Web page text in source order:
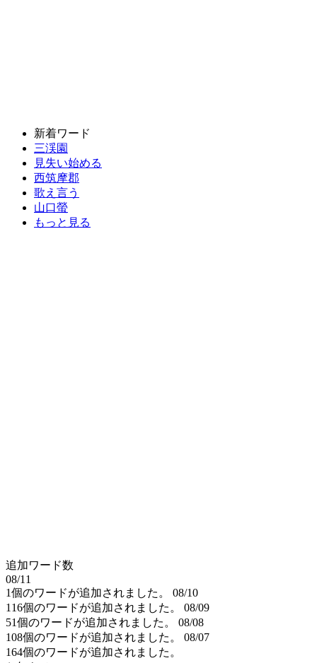
新着ワード
三渓園
見失い始める
西筑摩郡
歌え言う
山口螢
もっと見る
追加ワード数
08/11
1個のワードが追加されました。
08/10
116個のワードが追加されました。
08/09
51個のワードが追加されました。
08/08
108個のワードが追加されました。
08/07
164個のワードが追加されました。